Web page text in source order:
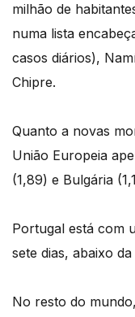
milhão de
numa lista
casos diários),
Chipre.
Quanto a novas
União Europeia
(1,89) e Bulgária
Portugal está com
sete dias, abaixo
No resto do